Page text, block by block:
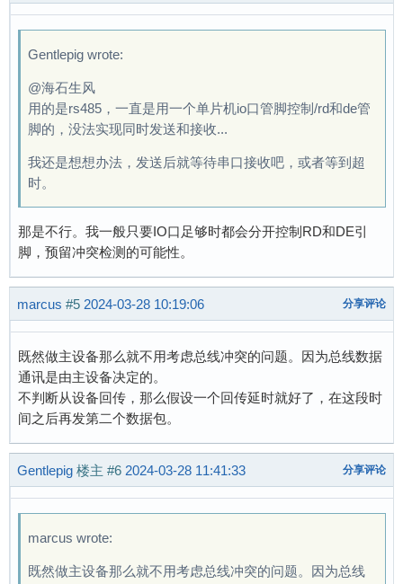
Gentlepig wrote:
@海石生风
用的是rs485，一直是用一个单片机io口管脚控制/rd和de管
脚的，没法实现同时发送和接收...
我还是想想办法，发送后就等待串口接收吧，或者等到超
时。
那是不行。我一般只要IO口足够时都会分开控制RD和DE引
脚，预留冲突检测的可能性。
marcus #5 2024-03-28 10:19:06 分享评论
既然做主设备那么就不用考虑总线冲突的问题。因为总线数据
通讯是由主设备决定的。
不判断从设备回传，那么假设一个回传延时就好了，在这段时
间之后再发第二个数据包。
Gentlepig 楼主 #6 2024-03-28 11:41:33 分享评论
marcus wrote:
既然做主设备那么就不用考虑总线冲突的问题。因为总线